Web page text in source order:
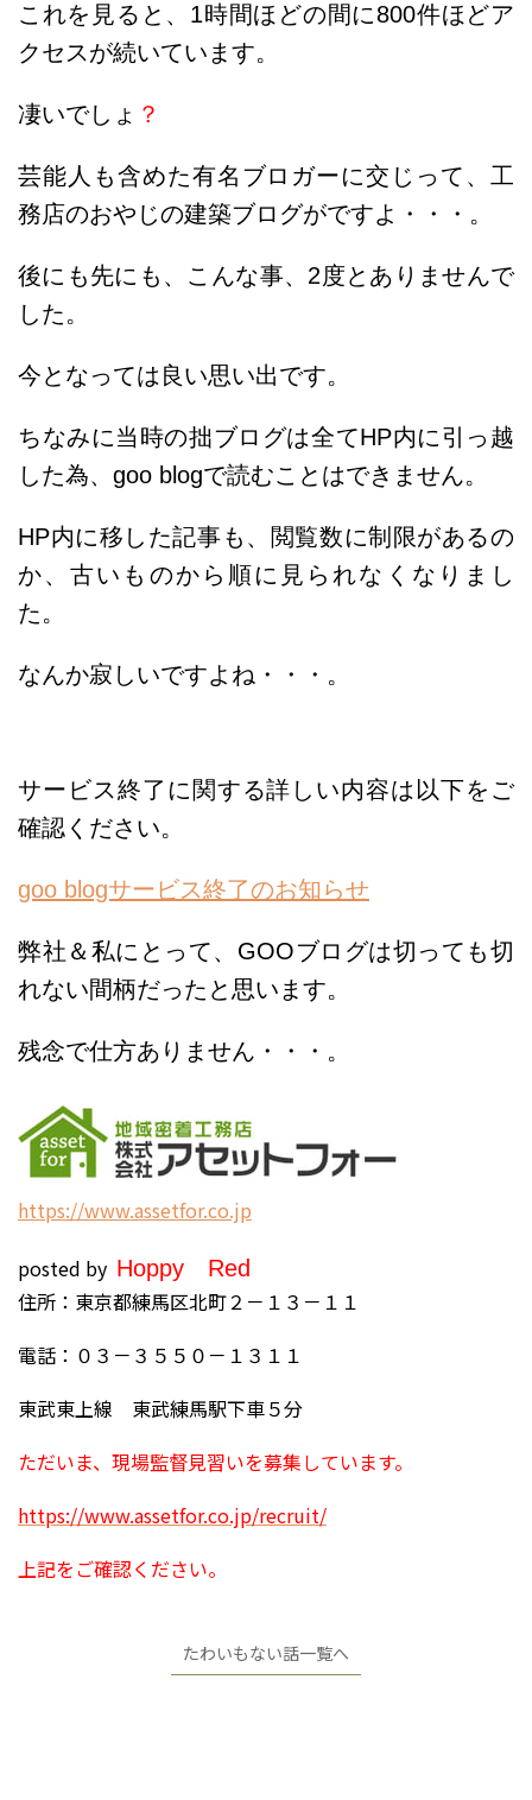
これを見ると、1時間ほどの間に800件ほどア
クセスが続いています。
凄いでしょ ？
芸能人も含めた有名ブロガーに交じって、工
務店のおやじの建築ブログがですよ・・・。
後にも先にも、こんな事、2度とありませんで
した。
今となっては良い思い出です。
ちなみに当時の拙ブログは全てHP内に引っ越
した為、 goo blogで読むことはできません。
HP内に移した記事も、閲覧数に制限があるの
か、古いものから順に見られなくなりまし
た。
なんか寂しいですよね・・・。
サービス終了に関する詳しい内容は以下をご
確認ください。
goo blogサービス終了のお知らせ
弊社＆私にとって、GOOブログは切っても切
れない間柄だったと思います。
残念で仕方ありません・・・。
https://www.assetfor.co.jp
posted by Hoppy Red
住所：東京都練馬区北町２－１３－１１
電話：０３－３５５０－１３１１
東武東上線 東武練馬駅下車５分
ただいま、現場監督見習いを募集しています。
https://www.assetfor.co.jp/recruit/
上記をご確認ください。
たわいもない話一覧へ